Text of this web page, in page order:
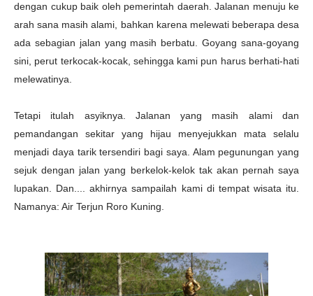
dengan cukup baik oleh pemerintah daerah. Jalanan menuju ke
arah sana masih alami, bahkan karena melewati beberapa desa
ada sebagian jalan yang masih berbatu. Goyang sana-goyang
sini, perut terkocak-kocak, sehingga kami pun harus berhati-hati
melewatinya.
Tetapi itulah asyiknya. Jalanan yang masih alami dan
pemandangan sekitar yang hijau menyejukkan mata selalu
menjadi daya tarik tersendiri bagi saya. Alam pegunungan yang
sejuk dengan jalan yang berkelok-kelok tak akan pernah saya
lupakan. Dan.... akhirnya sampailah kami di tempat wisata itu.
Namanya: Air Terjun Roro Kuning.